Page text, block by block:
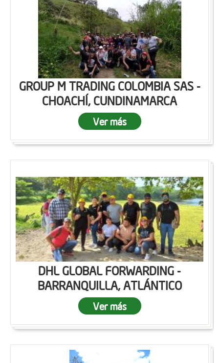
GROUP M TRADING COLOMBIA SAS -
CHOACHÍ, CUNDINAMARCA
Ver más
DHL GLOBAL FORWARDING -
BARRANQUILLA, ATLÁNTICO
Ver más